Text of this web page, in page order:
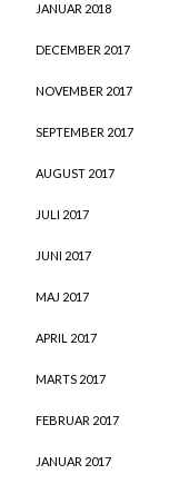
JANUAR 2018
DECEMBER 2017
NOVEMBER 2017
SEPTEMBER 2017
AUGUST 2017
JULI 2017
JUNI 2017
MAJ 2017
APRIL 2017
MARTS 2017
FEBRUAR 2017
JANUAR 2017